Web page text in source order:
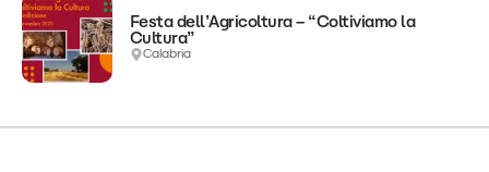
Festa dell’Agricoltura – “Coltiviamo la
Cultura”
Calabria